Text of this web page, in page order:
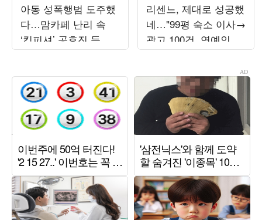
아동 성폭행범 도주했
다…맘카페 난리 속
‘킹피셔’ 공효진 등판
(‘유부녀 킬러’)
리센느, 제대로 성공했
네…"99평 숙소 이사→
광고 100건, 연예인병
경계" ('전참시')